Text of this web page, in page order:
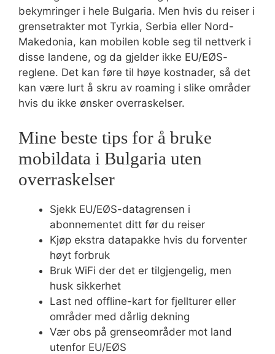
bekymringer i hele Bulgaria. Men hvis du reiser i
grensetrakter mot Tyrkia, Serbia eller Nord-
Makedonia, kan mobilen koble seg til nettverk i
disse landene, og da gjelder ikke EU/EØS-
reglene. Det kan føre til høye kostnader, så det
kan være lurt å skru av roaming i slike områder
hvis du ikke ønsker overraskelser.
Mine beste tips for å bruke
mobildata i Bulgaria uten
overraskelser
Sjekk EU/EØS-datagrensen i
abonnementet ditt før du reiser
Kjøp ekstra datapakke hvis du forventer
høyt forbruk
Bruk WiFi der det er tilgjengelig, men
husk sikkerhet
Last ned offline-kart for fjellturer eller
områder med dårlig dekning
Vær obs på grenseområder mot land
utenfor EU/EØS